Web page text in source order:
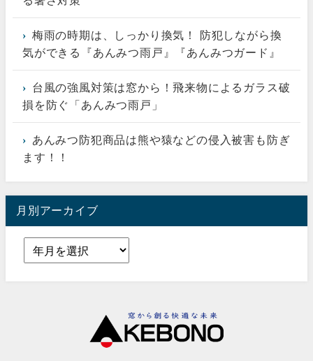
梅雨の時期は、しっかり換気！ 防犯しながら換
気ができる『あんみつ雨戸』『あんみつガード』
台風の強風対策は窓から！飛来物によるガラス破
損を防ぐ「あんみつ雨戸」
あんみつ防犯商品は熊や猿などの侵入被害も防ぎ
ます！！
月別アーカイブ